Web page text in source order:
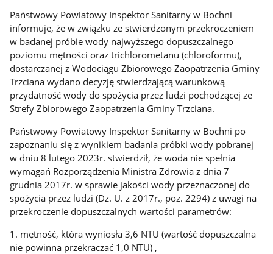
Państwowy Powiatowy Inspektor Sanitarny w Bochni
informuje, że w związku ze stwierdzonym przekroczeniem
w badanej próbie wody najwyższego dopuszczalnego
poziomu mętności oraz trichlorometanu (chloroformu),
dostarczanej z Wodociągu Zbiorowego Zaopatrzenia Gminy
Trzciana wydano decyzję stwierdzającą warunkową
przydatność wody do spożycia przez ludzi pochodzącej ze
Strefy Zbiorowego Zaopatrzenia Gminy Trzciana.
Państwowy Powiatowy Inspektor Sanitarny w Bochni po
zapoznaniu się z wynikiem badania próbki wody pobranej
w dniu 8 lutego 2023r. stwierdził, że woda nie spełnia
wymagań Rozporządzenia Ministra Zdrowia z dnia 7
grudnia 2017r. w sprawie jakości wody przeznaczonej do
spożycia przez ludzi (Dz. U. z 2017r., poz. 2294) z uwagi na
przekroczenie dopuszczalnych wartości parametrów:
1. mętność, która wyniosła 3,6 NTU (wartość dopuszczalna
nie powinna przekraczać 1,0 NTU) ,